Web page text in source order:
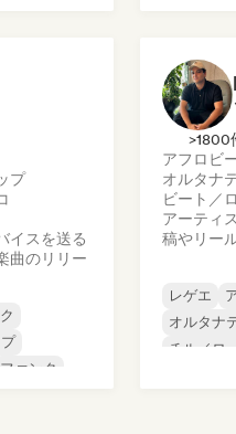
インター
プ
イスを送る
曲のリリー
ファンク
>1800
アフロビ
オルタナ
ビート／
アーティ
稿やリー
レゲエ
オルタナ
チル／ロ